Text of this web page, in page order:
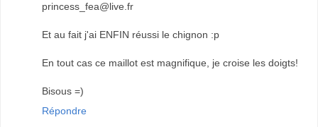
princess_fea@live.fr
Et au fait j'ai ENFIN réussi le chignon :p
En tout cas ce maillot est magnifique, je croise les doigts!
Bisous =)
Répondre